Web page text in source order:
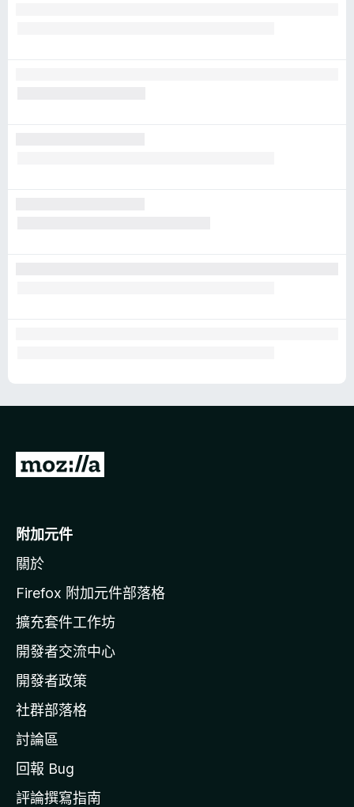
前
o
i
l
a
官
網
附加元件
關於
Firefox 附加元件部落格
擴充套件工作坊
開發者交流中心
開發者政策
社群部落格
討論區
回報 Bug
評論撰寫指南